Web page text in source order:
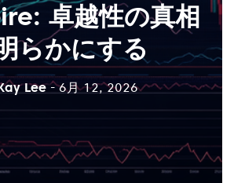
卓越性の真相
らかにする
Lee - 6月 12, 2026